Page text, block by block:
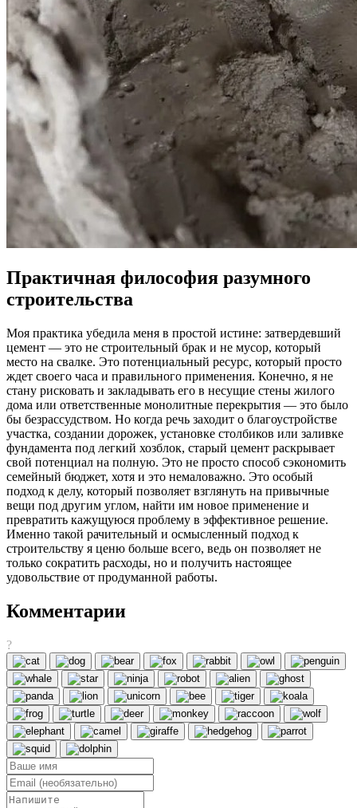
Практичная философия разумного
строительства
Моя практика убедила меня в простой истине: затвердевший
цемент — это не строительный брак и не мусор, который
место на свалке. Это потенциальный ресурс, который просто
ждет своего часа и правильного применения. Конечно, я не
стану рисковать и закладывать его в несущие стены жилого
дома или ответственные монолитные перекрытия — это было
бы безрассудством. Но когда речь заходит о благоустройстве
участка, создании дорожек, установке столбиков или заливке
фундамента под легкий хозблок, старый цемент раскрывает
свой потенциал на полную. Это не просто способ сэкономить
семейный бюджет, хотя и это немаловажно. Это особый
подход к делу, который позволяет взглянуть на привычные
вещи под другим углом, найти им новое применение и
превратить кажущуюся проблему в эффективное решение.
Именно такой рачительный и осмысленный подход к
строительству я ценю больше всего, ведь он позволяет не
только сократить расходы, но и получить настоящее
удовольствие от продуманной работы.
Комментарии
?